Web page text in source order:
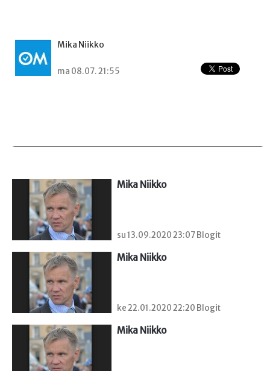
Mika Niikko
ma 08.07. 21:55
Mika Niikko
su 13.09.2020 23:07 Blogit
Mika Niikko
ke 22.01.2020 22:20 Blogit
Mika Niikko